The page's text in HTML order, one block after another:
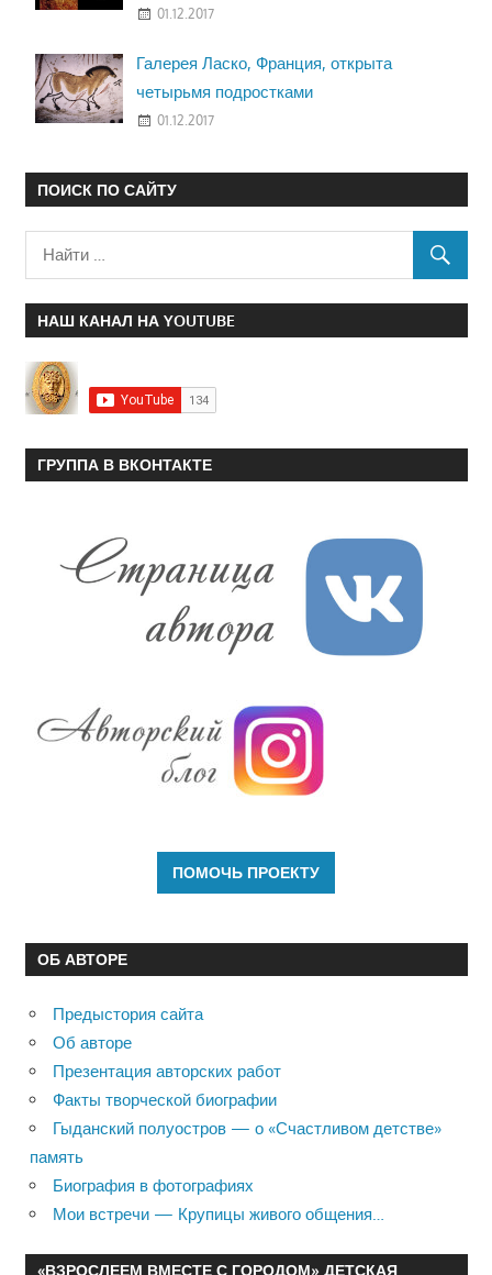
01.12.2017
Галерея Ласко, Франция, открыта
четырьмя подростками
01.12.2017
ПОИСК ПО САЙТУ
НАШ КАНАЛ НА YOUTUBE
ГРУППА В ВКОНТАКТЕ
ОБ АВТОРЕ
Предыстория сайта
Об авторе
Презентация авторских работ
Факты творческой биографии
Гыданский полуостров — о «Счастливом детстве»
память
Биография в фотографиях
Мои встречи — Крупицы живого общения…
«ВЗРОСЛЕЕМ ВМЕСТЕ С ГОРОДОМ» ДЕТСКАЯ